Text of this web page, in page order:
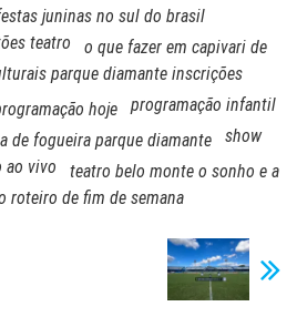
juninas no sul do brasil
teatro
o que fazer em capivari de
parque diamante inscrições
hoje
programação infantil
de fogueira parque diamante
show
ao vivo
teatro belo monte o sonho e a
roteiro de fim de semana